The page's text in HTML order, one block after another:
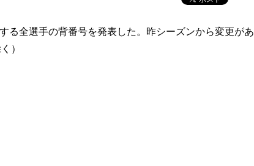
全選手の背番号を発表した。昨シーズンから変更があ
）